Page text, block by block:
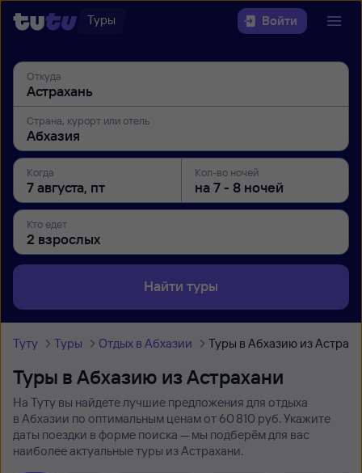
Туры Войти
Откуда
Страна, курорт или отель
Когда Кол-во ночей
Кто едет
Найти туры
Туту Туры Отдых в Абхазии Туры в Абхазию из
Туры в Абхазию из Астрахани
На Туту вы найдете лучшие предложения для отдыха
в Абхазии по оптимальным ценам от 60 ⁠810 руб. Укажите
даты поездки в форме поиска — мы подберём для вас
наиболее актуальные туры из Астрахани.